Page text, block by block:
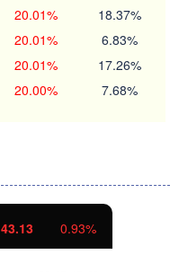
20.01% 18.37%
20.01% 6.83%
20.01% 17.26%
20.00% 7.68%
43.13 0.93%